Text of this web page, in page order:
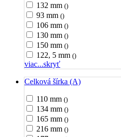
132 mm ()
93 mm ()
106 mm ()
130 mm ()
150 mm ()
122, 5 mm ()
viac...skryť
Celková šírka (A)
110 mm ()
134 mm ()
165 mm ()
216 mm ()